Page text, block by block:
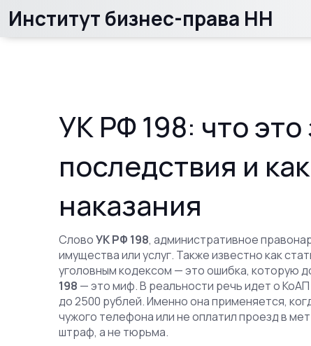
Институт бизнес-права НН
УК РФ 198: что это
последствия и
наказания
СловоУК РФ 198,административное
имущества или услуг. Также известно как
уголовным кодексом — это ошибка, которую
198 — это миф. В реальности речь идет о
до 2500 рублей. Именно она применяется,
чужого телефона или не оплатил проезд в
штраф, а не тюрьма.